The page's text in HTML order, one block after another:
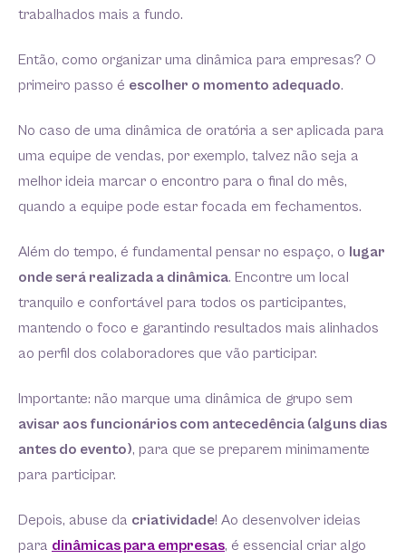
trabalhados mais a fundo.
Então, como organizar uma dinâmica para empresas? O
primeiro passo é escolher o momento adequado.
No caso de uma dinâmica de oratória a ser aplicada para
uma equipe de vendas, por exemplo, talvez não seja a
melhor ideia marcar o encontro para o final do mês,
quando a equipe pode estar focada em fechamentos.
Além do tempo, é fundamental pensar no espaço, o lugar
onde será realizada a dinâmica. Encontre um local
tranquilo e confortável para todos os participantes,
mantendo o foco e garantindo resultados mais alinhados
ao perfil dos colaboradores que vão participar.
Importante: não marque uma dinâmica de grupo sem
avisar aos funcionários com antecedência (alguns dias
antes do evento), para que se preparem minimamente
para participar.
Depois, abuse da criatividade! Ao desenvolver ideias
para dinâmicas para empresas, é essencial criar algo